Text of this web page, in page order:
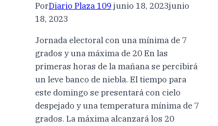
PorDiario Plaza 109 junio 18, 2023junio
18, 2023
Jornada electoral con una mínima de 7
grados y una máxima de 20 En las
primeras horas de la mañana se percibirá
un leve banco de niebla. El tiempo para
este domingo se presentará con cielo
despejado y una temperatura mínima de 7
grados. La máxima alcanzará los 20